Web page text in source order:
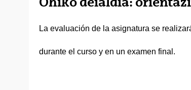
La evaluación de la asignatura se
durante el curso y en un examen final.